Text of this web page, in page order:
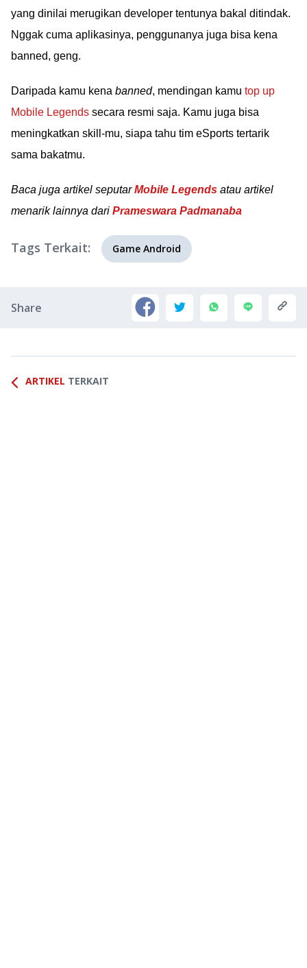
yang dinilai merugikan developer tentunya bakal ditindak.
Nggak cuma aplikasinya, penggunanya juga bisa kena
banned, geng.
Daripada kamu kena banned, mendingan kamu top up
Mobile Legends secara resmi saja. Kamu juga bisa
meningkatkan skill-mu, siapa tahu tim eSports tertarik
sama bakatmu.
Baca juga artikel seputarMobile Legends atau artikel
menarik lainnya dari Prameswara Padmanaba
Tags Terkait: Game Android
Share
ARTIKEL TERKAIT